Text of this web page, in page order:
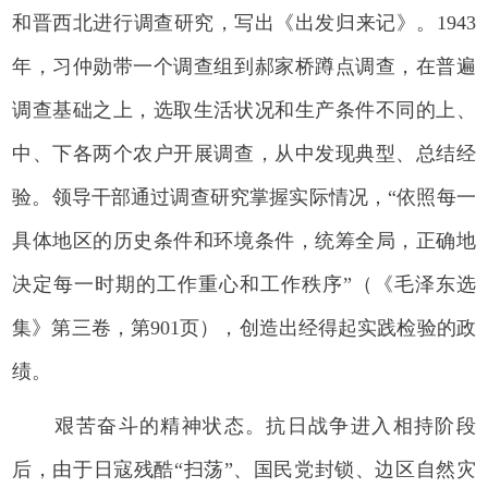
和晋西北进行调查研究，写出《出发归来记》。1943
年，习仲勋带一个调查组到郝家桥蹲点调查，在普遍
调查基础之上，选取生活状况和生产条件不同的上、
中、下各两个农户开展调查，从中发现典型、总结经
验。领导干部通过调查研究掌握实际情况，“依照每一
具体地区的历史条件和环境条件，统筹全局，正确地
决定每一时期的工作重心和工作秩序”（《毛泽东选
集》第三卷，第901页），创造出经得起实践检验的政
绩。
艰苦奋斗的精神状态。抗日战争进入相持阶段
后，由于日寇残酷“扫荡”、国民党封锁、边区自然灾